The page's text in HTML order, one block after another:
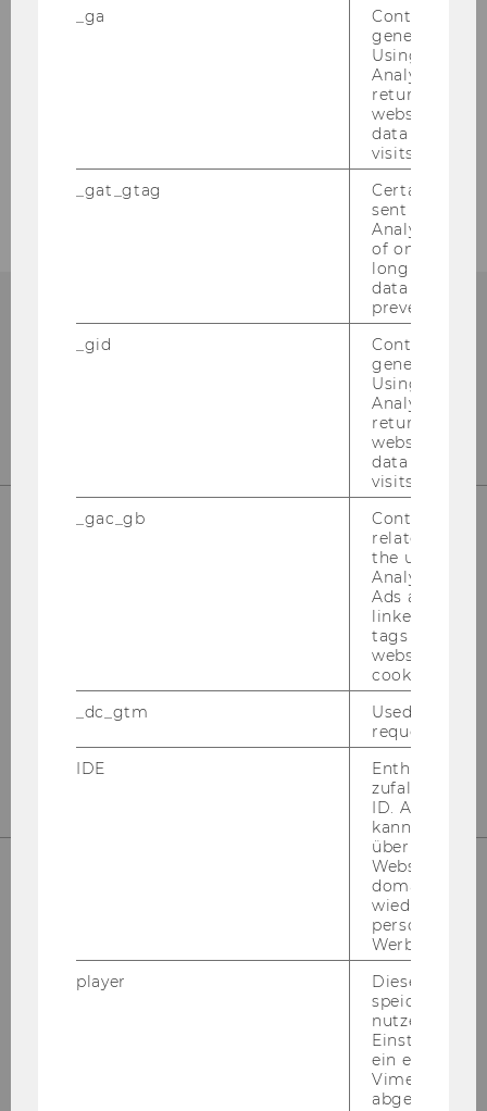
Events
1020 Wien
fi­nanz­bil­dung@wu.ac.at
_ga
Contains a
generated
Using this
Analytics can
returning
website and
data from
visits.
_gat_gtag
Certain data
sent to
Analytics a
of once per
long as it is
data
prevented.
_gid
Contains a
generated
Using this
Analytics can
returning
website and
data from
visits.
_gac_gb
Contains
related
the user. If
Analytics and
Ads accounts
linked, the
tags on the
website read
cookie.
_dc_gtm
Used to
request rate.
IDE
Enthält eine
ID. Anhand
kann Google
über
Websites
Werbung
player
Dieses Cookie
speichert
ein
Vimeo-Video
abgespielt